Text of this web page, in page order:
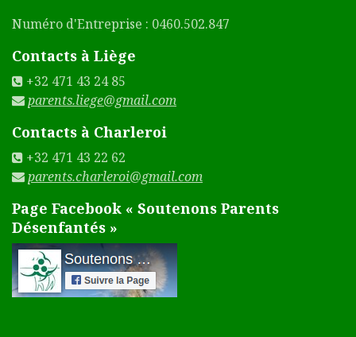
Numéro d'Entreprise : 0460.502.847
Contacts à Liège
+32 471 43 24 85
parents.liege@gmail.com
Contacts à Charleroi
+32 471 43 22 62
parents.charleroi@gmail.com
Page Facebook « Soutenons Parents
Désenfantés »